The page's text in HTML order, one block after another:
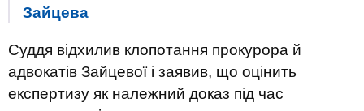
Зайцева
Суддя відхилив клопотання прокурора й
адвокатів Зайцевої і заявив, що оцінить
експертизу як належний доказ під час